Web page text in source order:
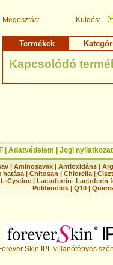
Megosztás: Küldés:
Termékek
Kapcsolódó
Adatvédelem Jogi nyilatkozat
|Aminosavak |Antioxidáns |
hatása | Chitosan | Chlorella |
L-Cystine | Lactoferrin- Lactoferin
Polifenolok |Q10 |
Skin IPL villanófényes